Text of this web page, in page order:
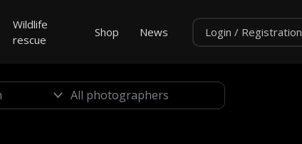
Wildlife
rescue
Shop News Login / Registration